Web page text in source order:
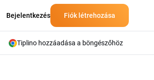
Bejelentkezés Fiók létrehozása
Tiplino hozzáadása a böngészőhöz